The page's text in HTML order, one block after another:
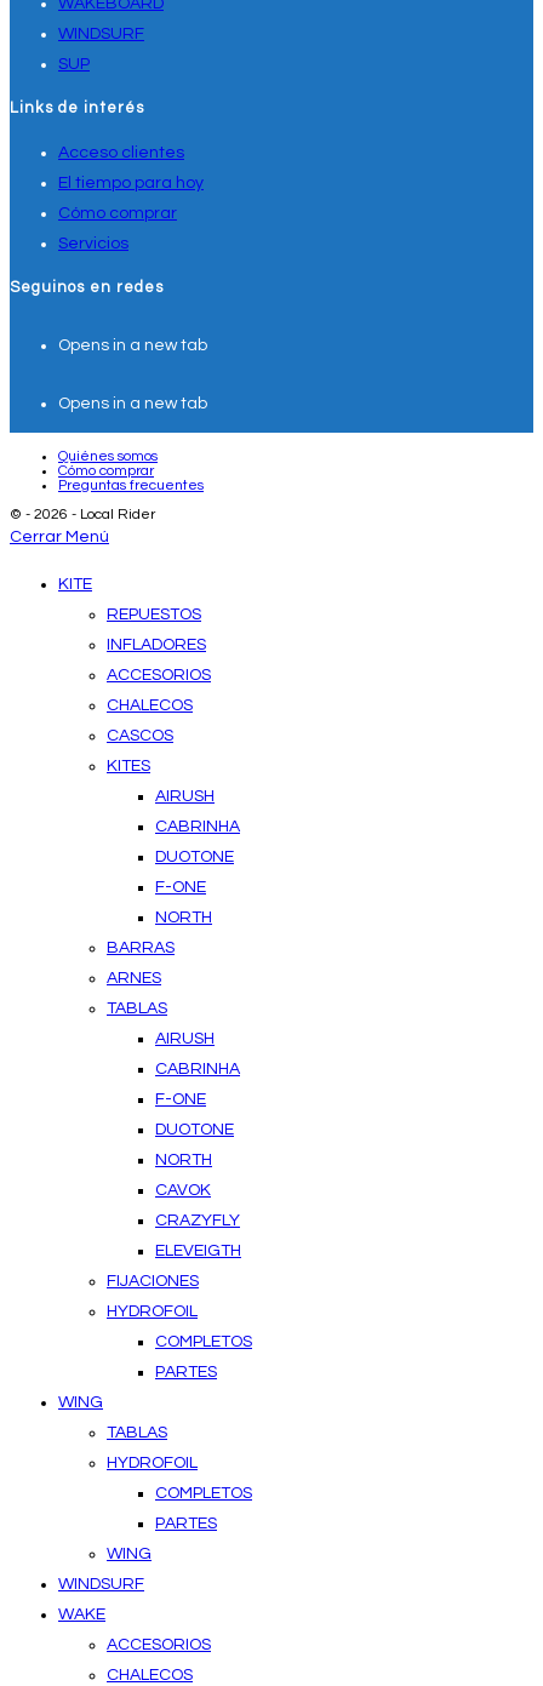
WAKEBOARD
WINDSURF
SUP
Links de interés
Acceso clientes
El tiempo para hoy
Cómo comprar
Servicios
Seguinos en redes
Opens in a new tab
Opens in a new tab
Quiénes somos
Cómo comprar
Preguntas frecuentes
© - 2026 - Local Rider
Cerrar Menú
KITE
REPUESTOS
INFLADORES
ACCESORIOS
CHALECOS
CASCOS
KITES
AIRUSH
CABRINHA
DUOTONE
F-ONE
NORTH
BARRAS
ARNES
TABLAS
AIRUSH
CABRINHA
F-ONE
DUOTONE
NORTH
CAVOK
CRAZYFLY
ELEVEIGTH
FIJACIONES
HYDROFOIL
COMPLETOS
PARTES
WING
TABLAS
HYDROFOIL
COMPLETOS
PARTES
WING
WINDSURF
WAKE
ACCESORIOS
CHALECOS